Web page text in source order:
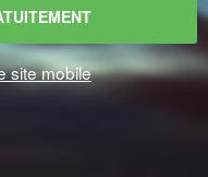
site mobile